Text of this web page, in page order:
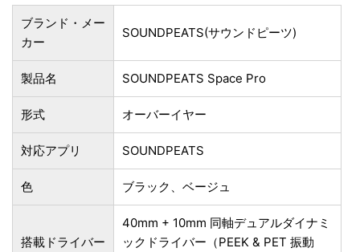
ブランド・メー
カー
SOUNDPEATS(サウンドピーツ)
製品名 SOUNDPEATS Space Pro
形式 オーバーイヤー
対応アプリ SOUNDPEATS
色 ブラック、ベージュ
搭載ドライバー
40mm + 10mm 同軸デュアルダイナミ
ックドライバー（PEEK & PET 振動